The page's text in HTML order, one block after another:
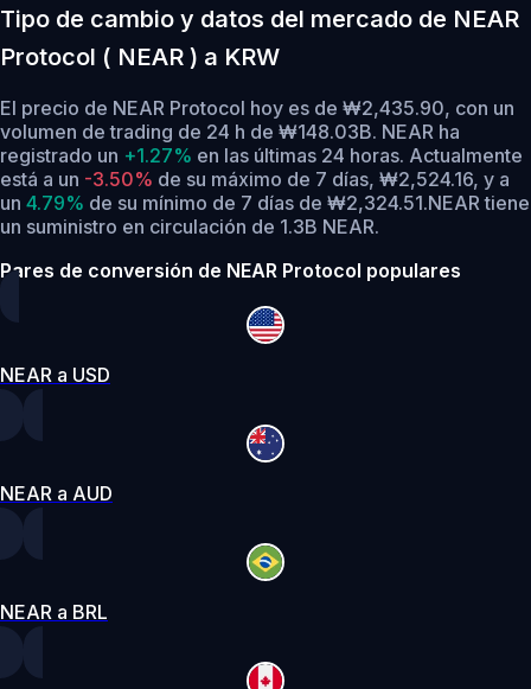
Tipo de cambio y datos del mercado de NEAR
Protocol ( NEAR ) a KRW
El precio de NEAR Protocol hoy es de ₩2,435.90, con un
volumen de trading de 24 h de ₩148.03B. NEAR ha
registrado un +1.27% en las últimas 24 horas. Actualmente
está a un -3.50% de su máximo de 7 días, ₩2,524.16, y a
un 4.79% de su mínimo de 7 días de ₩2,324.51.NEAR tiene
un suministro en circulación de 1.3B NEAR.
Pares de conversión de NEAR Protocol populares
NEAR a USD
NEAR a AUD
NEAR a BRL